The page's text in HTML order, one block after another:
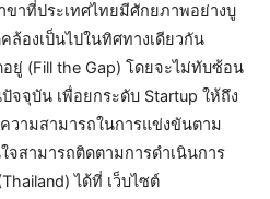
าที่ประเทศไทยมีศักยภาพอย่างบู
ล้องเป็นไปในทิศทางเดียวกัน
ยู่ (Fill the Gap) โดยจะไม่ทับซ้อน
จุบัน เพื่อยกระดับ Startup ให้ถึง
วามสามารถในการแข่งขันตาม
จสามารถติดตามการดำเนินการ
ได้ที่ เว็บไซต์